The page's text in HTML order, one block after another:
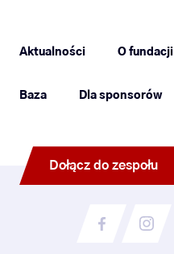
Aktualności O fundacji
Baza Dla sponsorów
Dołącz do zespołu